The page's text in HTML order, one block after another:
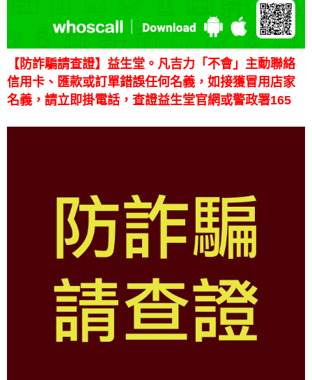
【防詐騙請查證】益生堂。凡吉力「不會」主動聯絡
信用卡、匯款或訂單錯誤任何名義，如接獲冒用店家
名義，請立即掛電話，查證益生堂官網或警政署165